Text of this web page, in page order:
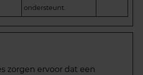
ondersteunt.
zorgen ervoor dat een